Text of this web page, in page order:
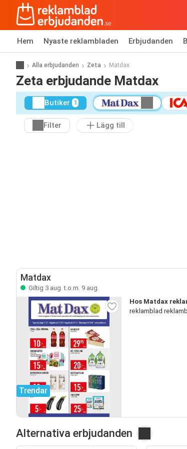
Hem Nyaste reklambladen Erbjudanden
Alla erbjudanden Zeta Matdax
Zeta erbjudande Matdax
Butiker 1
Filter Lägg till
Matdax
Giltig 3 aug. t.o.m. 9 aug.
Trendar
Hos Matdax
reklamblad
Alternativa erbjudanden